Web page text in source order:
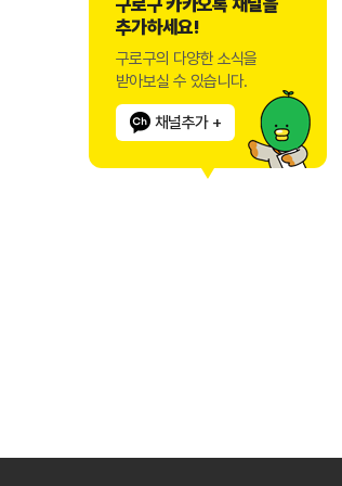
구로구 카카오톡 채널을
추가하세요!
구로구의 다양한 소식을
받아보실 수 있습니다.
채널추가 +